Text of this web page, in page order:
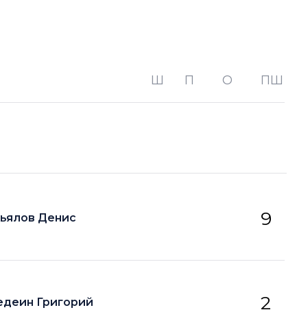
на одного игрока на площадке
на двух игроков на площадке
Ш П О ПШ
Денис 9
Григорий 2